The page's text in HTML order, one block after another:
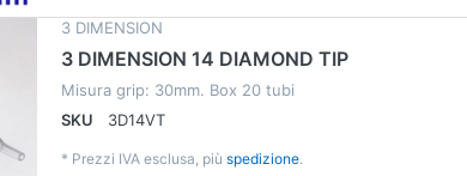
3 DIMENSION
3 DIMENSION 14 DIAMOND TIP
Misura grip: 30mm. Box 20 tubi
SKU
3D14VT
* Prezzi IVA esclusa, più spedizione.